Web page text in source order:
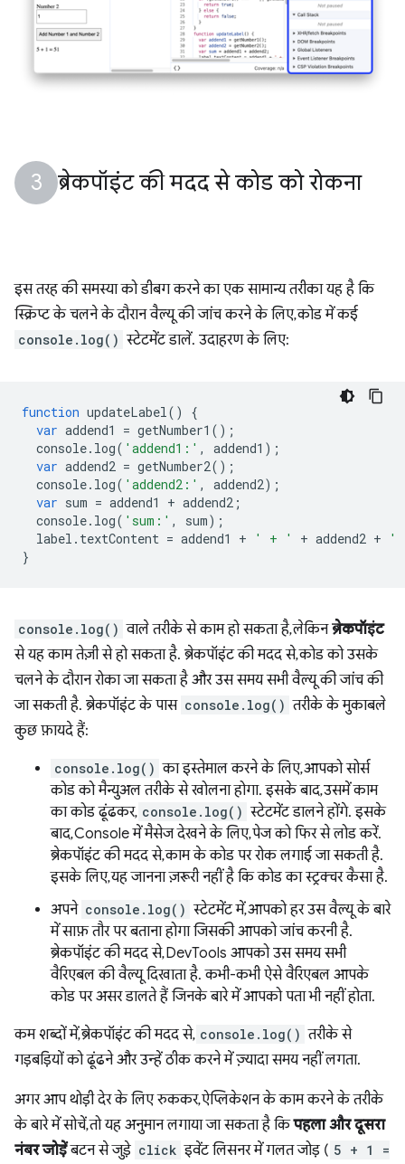
ब्रेकपॉइंट की मदद से कोड को रोकना
इस तरह की समस्या को डीबग करने का एक सामान्य तरीका यह है कि
स्क्रिप्ट के चलने के दौरान वैल्यू की जांच करने के लिए, कोड में कई
console.log() स्टेटमेंट डालें. उदाहरण के लिए:
function updateLabel()
{
var addend1 = getNumber1 ();
console. log( 'addend1:' , addend1 );
var addend2 = getNumber2();
console. log( 'addend2:' , addend2);
var sum = addend1 + addend2 ;
console. log( 'sum:' , sum);
label . textContent = addend1 + ' + ' + addend2 +
'
}
console.log() वाले तरीके से काम हो सकता है, लेकिनब्रेकपॉइंट
से यह काम तेज़ी से हो सकता है. ब्रेकपॉइंट की मदद से, कोड को उसके
चलने के दौरान रोका जा सकता है और उस समय सभी वैल्यू की जांच की
जा सकती है. ब्रेकपॉइंट के पास console.log() तरीके के मुकाबले
कुछ फ़ायदे हैं:
console.log() का इस्तेमाल करने के लिए, आपको सोर्स
कोड को मैन्युअल तरीके से खोलना होगा. इसके बाद, उसमें काम
का कोड ढूंढकर, console.log() स्टेटमेंट डालने होंगे. इसके
बाद, Console में मैसेज देखने के लिए, पेज को फिर से लोड करें.
ब्रेकपॉइंट की मदद से, काम के कोड पर रोक लगाई जा सकती है.
इसके लिए, यह जानना ज़रूरी नहीं है कि कोड का स्ट्रक्चर कैसा है.
अपने console.log() स्टेटमेंट में, आपको हर उस वैल्यू के बारे
में साफ़ तौर पर बताना होगा जिसकी आपको जांच करनी है.
ब्रेकपॉइंट की मदद से, DevTools आपको उस समय सभी
वैरिएबल की वैल्यू दिखाता है. कभी-कभी ऐसे वैरिएबल आपके
कोड पर असर डालते हैं जिनके बारे में आपको पता भी नहीं होता.
कम शब्दों में, ब्रेकपॉइंट की मदद से, console.log() तरीके से
गड़बड़ियों को ढूंढने और उन्हें ठीक करने में ज़्यादा समय नहीं लगता.
अगर आप थोड़ी देर के लिए रुककर, ऐप्लिकेशन के काम करने के तरीके
के बारे में सोचें, तो यह अनुमान लगाया जा सकता है किपहला और दूसरा
नंबर जोड़ेंबटन से जुड़े click इवेंट लिसनर में गलत जोड़ ( 5 + 1 =